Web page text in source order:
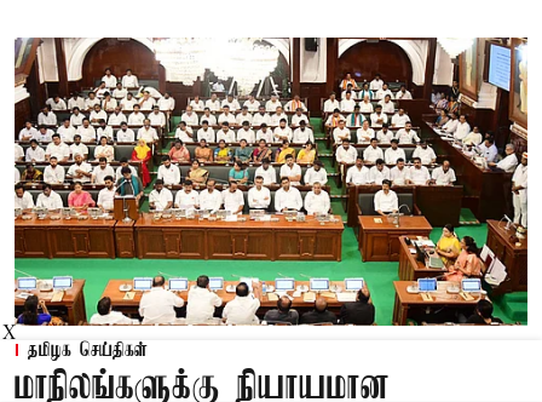
தமிழக செய்திகள்
மாநிலங்களுக்கு நியாயமான
X